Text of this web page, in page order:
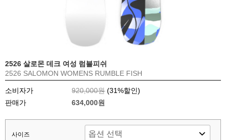
2526 살로몬 데크 여성 럼블피쉬
2526 SALOMON WOMENS RUMBLE FISH
소비자가 920,000원 (31%할인)
판매가
634,000원
사이즈